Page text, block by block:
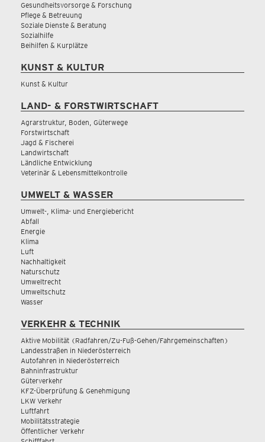
Gesundheitsvorsorge & Forschung
Pflege & Betreuung
Soziale Dienste & Beratung
Sozialhilfe
Beihilfen & Kurplätze
KUNST & KULTUR
Kunst & Kultur
LAND- & FORSTWIRTSCHAFT
Agrarstruktur, Boden, Güterwege
Forstwirtschaft
Jagd & Fischerei
Landwirtschaft
Ländliche Entwicklung
Veterinär & Lebensmittelkontrolle
UMWELT & WASSER
Umwelt-, Klima- und Energiebericht
Abfall
Energie
Klima
Luft
Nachhaltigkeit
Naturschutz
Umweltrecht
Umweltschutz
Wasser
VERKEHR & TECHNIK
Aktive Mobilität (Radfahren/Zu-Fuß-Gehen/Fahrgemeinschaften)
Landesstraßen in Niederösterreich
Autofahren in Niederösterreich
Bahninfrastruktur
Güterverkehr
KFZ-Überprüfung & Genehmigung
LKW Verkehr
Luftfahrt
Mobilitätsstrategie
Öffentlicher Verkehr